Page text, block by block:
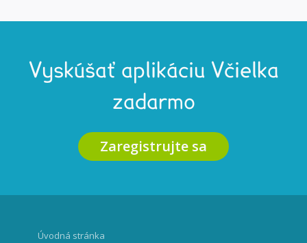
Vyskúšať aplikáciu Včielka
zadarmo
Zaregistrujte sa
Úvodná stránka